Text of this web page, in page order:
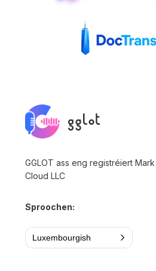
GGLOT ass eng registréiert
Cloud LLC
Sproochen:
Luxembourgish